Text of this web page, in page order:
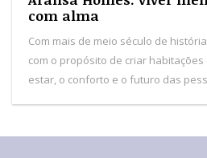
com alma
Com mais de meio século de
com o propósito de criar
estar, o conforto e o futuro das